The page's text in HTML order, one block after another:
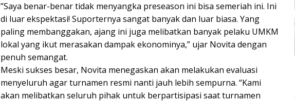
​”Saya benar-benar tidak menyangka preseason ini bisa semeriah ini. Ini
di luar ekspektasi! Suporternya sangat banyak dan luar biasa. Yang
paling membanggakan, ajang ini juga melibatkan banyak pelaku UMKM
lokal yang ikut merasakan dampak ekonominya,” ujar Novita dengan
penuh semangat.
​Meski sukses besar, Novita menegaskan akan melakukan evaluasi
menyeluruh agar turnamen resmi nanti jauh lebih sempurna. “Kami
akan melibatkan seluruh pihak untuk berpartisipasi saat turnamen